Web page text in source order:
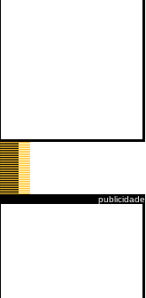
publicidade